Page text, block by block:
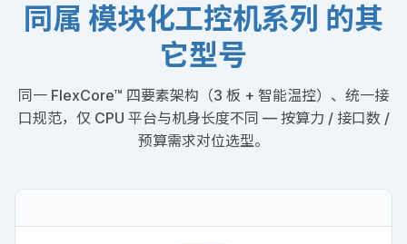
同属 模块化工控机系列 的其
它型号
同一 FlexCore™ 四要素架构（3 板 + 智能温控）、统一接
口规范，仅 CPU 平台与机身长度不同 — 按算力 / 接口数 /
预算需求对位选型。